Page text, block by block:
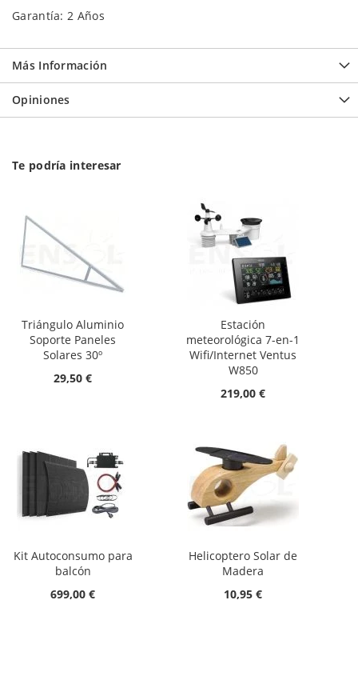
Garantía: 2 Años
Más Información
Opiniones
Te podría interesar
Triángulo Aluminio
Soporte Paneles
Solares 30º
29,50 €
Estación
meteorológica 7-en-1
Wifi/Internet Ventus
W850
219,00 €
Kit Autoconsumo para
balcón
699,00 €
Helicoptero Solar de
Madera
10,95 €